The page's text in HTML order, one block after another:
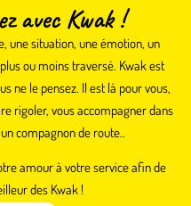
avec Kwak !
une situation, une émotion, un
ou moins traversé. Kwak est
ne le pensez. Il est là pour vous,
rigoler, vous accompagner dans
compagnon de route..
amour à votre service afin de
des Kwak !